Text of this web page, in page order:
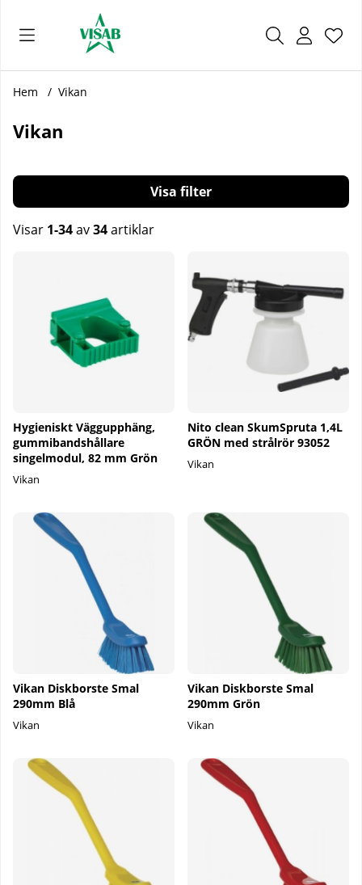
.
Hem Vikan
Vikan
Filtrera
Visar 1-34av34artiklar
Hygieniskt Väggupphäng,
gummibandshållare
singelmodul, 82 mm Grön
Vikan
Nito clean SkumSpruta 1,4L
GRÖN med strålrör 93052
Vikan
Vikan Diskborste Smal
290mm Blå
Vikan
Vikan Diskborste Smal
290mm Grön
Vikan